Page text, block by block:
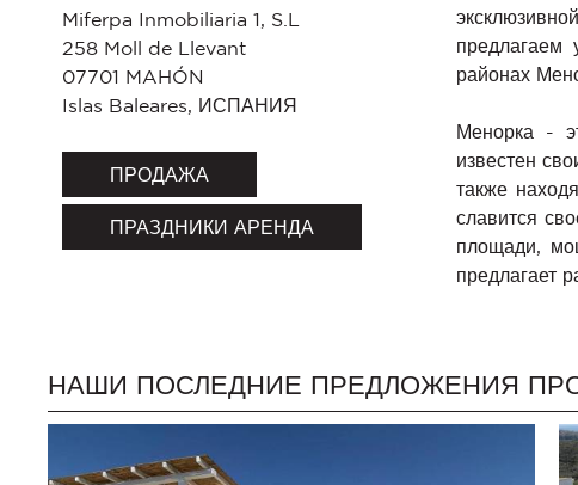
Miferpa Inmobiliaria 1, S.L
258 Moll de Llevant
07701 MAHÓN
Islas Baleares, ИСПАНИЯ
ПРОДАЖА
ПРАЗДНИКИ АРЕНДА
предлагаем
районах
Менорка -
известен
также
славится
площади,
предлагает
НАШИ ПОСЛЕДНИЕ ПРЕДЛОЖЕНИЯ